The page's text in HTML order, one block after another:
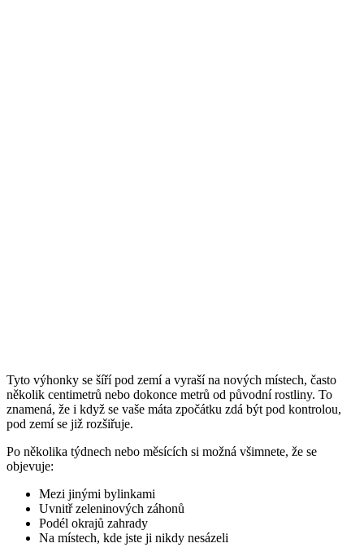
Tyto výhonky se šíří pod zemí a vyraší na nových místech, často
několik centimetrů nebo dokonce metrů od původní rostliny. To
znamená, že i když se vaše máta zpočátku zdá být pod kontrolou,
pod zemí se již rozšiřuje.
Po několika týdnech nebo měsících si možná všimnete, že se
objevuje:
Mezi jinými bylinkami
Uvnitř zeleninových záhonů
Podél okrajů zahrady
Na místech, kde jste ji nikdy nesázeli